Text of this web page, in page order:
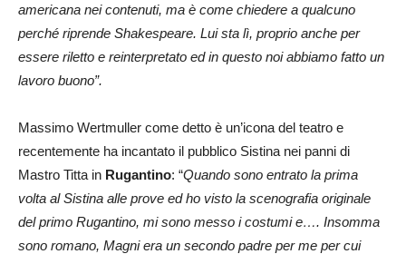
americana nei contenuti, ma è come chiedere a qualcuno
perché riprende Shakespeare. Lui sta lì, proprio anche per
essere riletto e reinterpretato ed in questo noi abbiamo fatto un
lavoro buono”.
Massimo Wertmuller come detto è un’icona del teatro e
recentemente ha incantato il pubblico Sistina nei panni di
Mastro Titta in Rugantino: “Quando sono entrato la prima
volta al Sistina alle prove ed ho visto la scenografia originale
del primo Rugantino, mi sono messo i costumi e…. Insomma
sono romano, Magni era un secondo padre per me per cui